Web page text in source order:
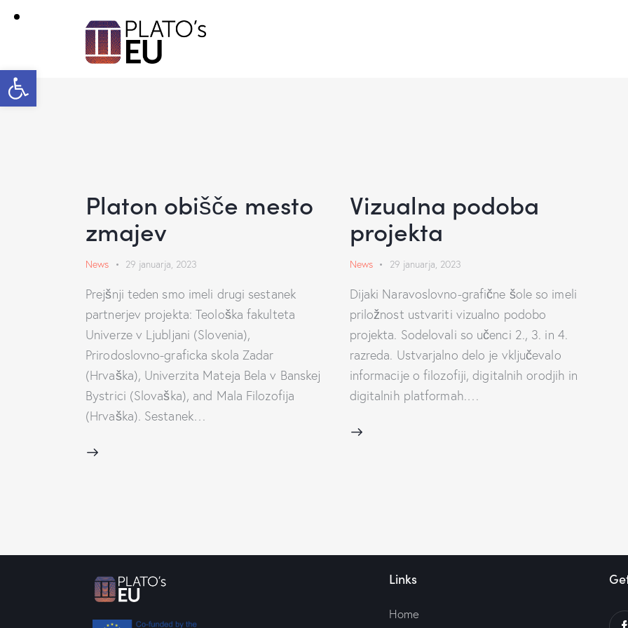
Platon obišče mesto
zmajev
News 29 januarja, 2023
Prejšnji teden smo imeli drugi sestanek
partnerjev projekta: Teološka fakulteta
Univerze v Ljubljani (Slovenia),
Prirodoslovno-graficka skola Zadar
(Hrvaška), Univerzita Mateja Bela v Banskej
Bystrici (Slovaška), and Mala Filozofija
(Hrvaška). Sestanek…
Vizualna podoba
projekta
News 29 januarja, 2023
Dijaki Naravoslovno-grafične šole so imeli
priložnost ustvariti vizualno podobo
projekta. Sodelovali so učenci 2., 3. in 4.
razreda. Ustvarjalno delo je vključevalo
informacije o filozofiji, digitalnih orodjih in
digitalnih platformah.…
Links
Home
Open toolbar